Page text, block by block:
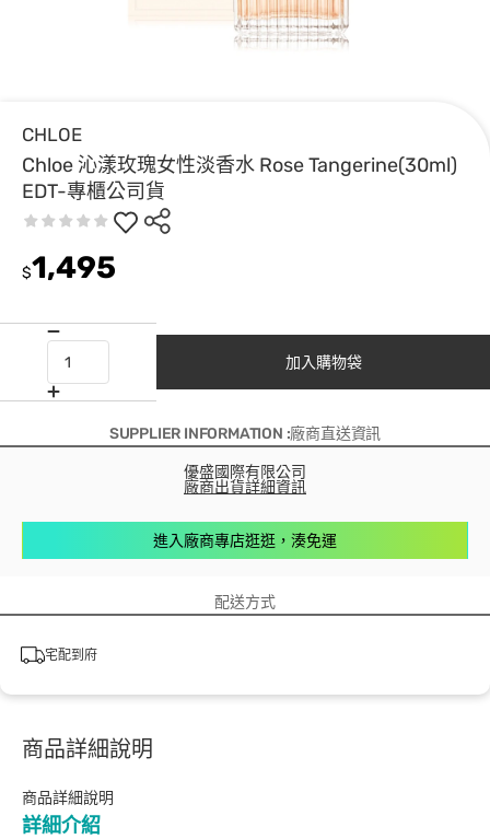
CHLOE
Chloe 沁漾玫瑰女性淡香水 Rose Tangerine(30ml)
EDT-專櫃公司貨
$1,495
加入購物袋
SUPPLIER INFORMATION :廠商直送資訊
優盛國際有限公司
廠商出貨詳細資訊
進入廠商專店逛逛，湊免運
配送方式
宅配到府
商品詳細說明
商品詳細說明
詳細介紹